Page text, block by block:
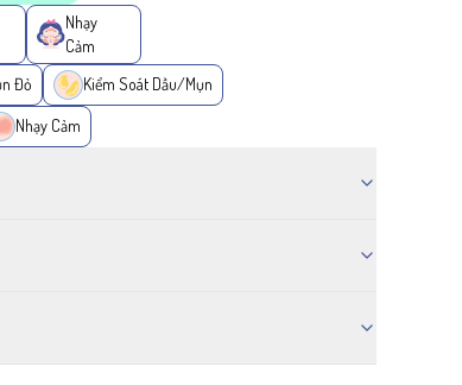
Nhạy
Cảm
Đỏ Kiểm Soát Dầu/Mụn
Nhạy Cảm